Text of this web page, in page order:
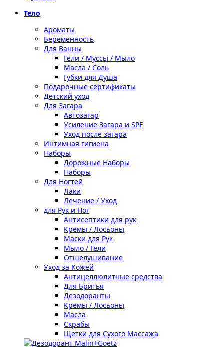
Тело
Ароматы
Беременность
Для Ванны
Гели / Муссы / Мыло
Масла / Соль
Губки для Душа
Подарочные сертификаты
Детский уход
Для Загара
Автозагар
Усиление Загара и SPF
Уход после загара
Интимная гигиена
Наборы
Дорожные Наборы
Наборы
Для Ногтей
Лаки
Лечение / Уход
для Рук и Ног
Антисептики для рук
Кремы / Лосьоны
Маски для Рук
Мыло / Гели
Отшелушивание
Уход за Кожей
Антицеллюлитные средства
Для Бритья
Дезодоранты
Кремы / Лосьоны
Масла
Скрабы
Щётки для Сухого Массажа